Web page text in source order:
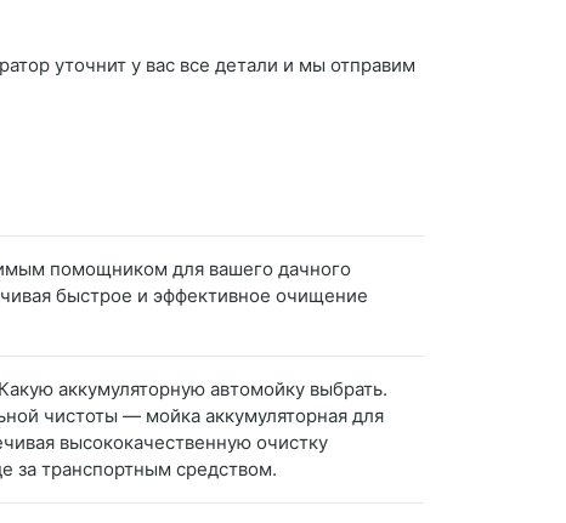
уточнит у вас все детали и мы отправим
помощником для вашего дачного
быстрое и эффективное очищение
аккумуляторную автомойку выбрать.
чистоты — мойка аккумуляторная для
высококачественную очистку
за транспортным средством.